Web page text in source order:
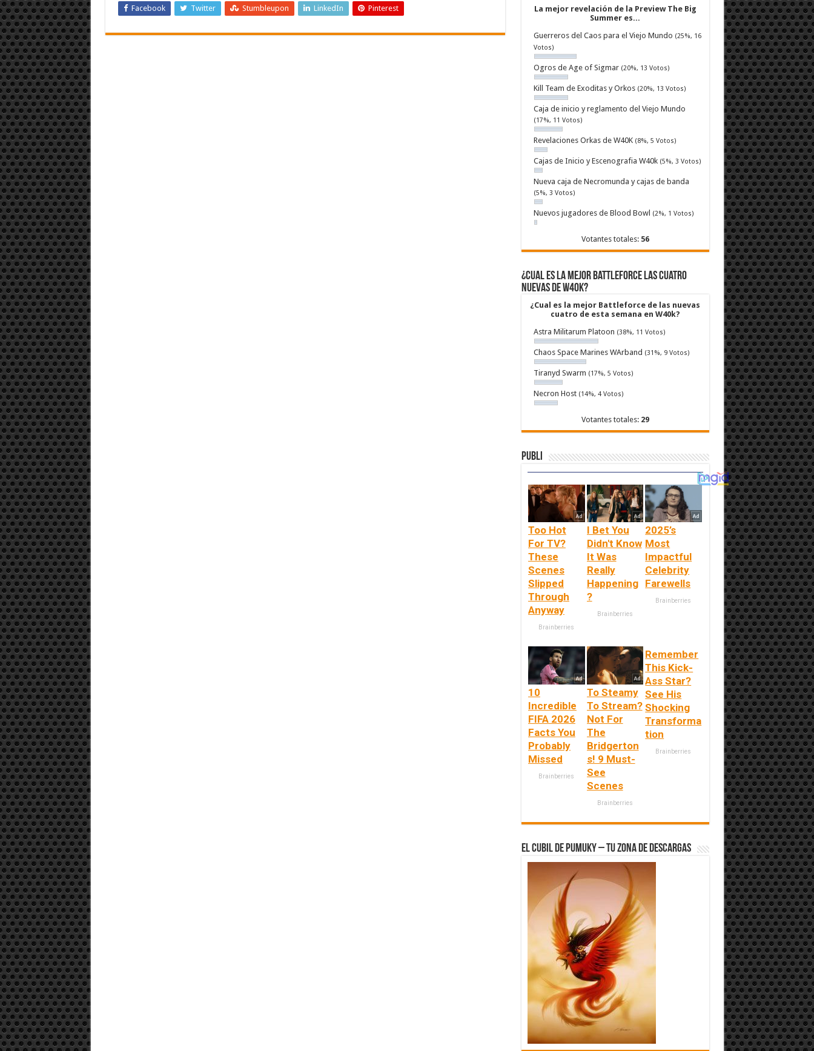
Facebook Twitter Stumbleupon LinkedIn Pinterest
La mejor revelación de la Preview The Big
Summer es...
Guerreros del Caos para el Viejo Mundo (25%, 16
Votos)
Ogros de Age of Sigmar (20%, 13 Votos)
Kill Team de Exoditas y Orkos (20%, 13 Votos)
Caja de inicio y reglamento del Viejo Mundo
(17%, 11 Votos)
Revelaciones Orkas de W40K (8%, 5 Votos)
Cajas de Inicio y Escenografia W40k (5%, 3 Votos)
Nueva caja de Necromunda y cajas de banda
(5%, 3 Votos)
Nuevos jugadores de Blood Bowl (2%, 1 Votos)
Votantes totales: 56
¿Cual es la mejor Battleforce las cuatro
nuevas de W40k?
¿Cual es la mejor Battleforce de las nuevas
cuatro de esta semana en W40k?
Astra Militarum Platoon (38%, 11 Votos)
Chaos Space Marines WArband (31%, 9 Votos)
Tiranyd Swarm (17%, 5 Votos)
Necron Host (14%, 4 Votos)
Votantes totales: 29
Publi
Too Hot
For TV?
These
Scenes
Slipped
Through
Anyway
Brainberries
I Bet You
Didn't Know
It Was
Really
Happening
?
Brainberries
2025’s
Most
Impactful
Celebrity
Farewells
Brainberries
10
Incredible
FIFA 2026
Facts You
Probably
Missed
Brainberries
To Steamy
To Stream?
Not For
The
Bridgerton
s! 9 Must-
See
Scenes
Brainberries
Remember
This Kick-
Ass Star?
See His
Shocking
Transforma
tion
Brainberries
El Cubil de Pumuky – Tu zona de Descargas